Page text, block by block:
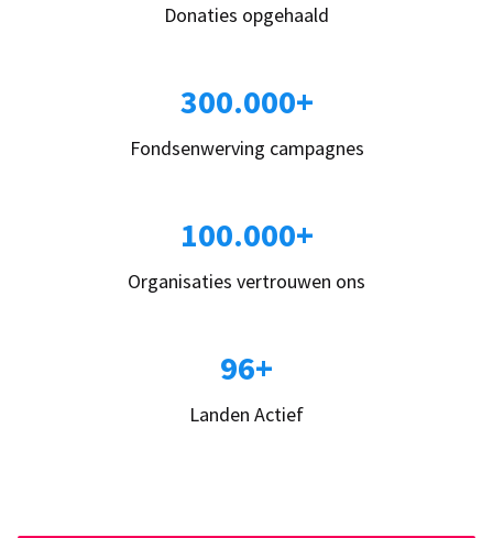
Donaties opgehaald
300.000+
Fondsenwerving campagnes
100.000+
Organisaties vertrouwen ons
96+
Landen Actief